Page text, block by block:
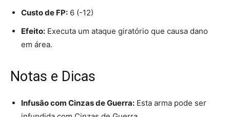
Custo de FP: 6 (-12)
Efeito: Executa um ataque giratório que causa dano
em área.
Notas e Dicas
Infusão com Cinzas de Guerra: Esta arma pode ser